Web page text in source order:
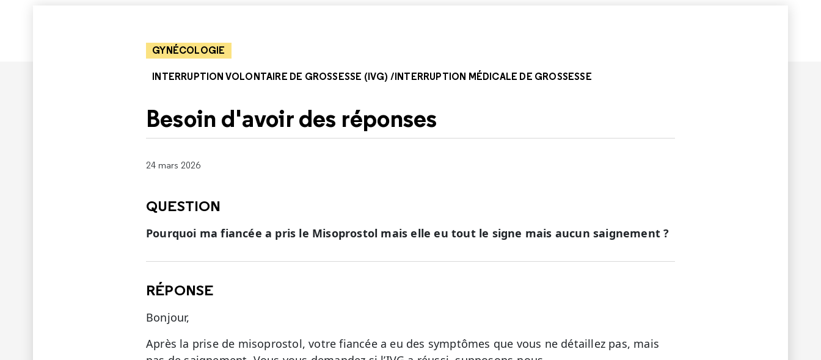
GYNÉCOLOGIE
INTERRUPTION VOLONTAIRE DE GROSSESSE (IVG) /INTERRUPTION MÉDICALE DE GROSSESSE
Besoin d'avoir des réponses
24 mars 2026
QUESTION
Pourquoi ma fiancée a pris le Misoprostol mais elle eu tout le signe mais aucun saignement ?
RÉPONSE
Bonjour,
Après la prise de misoprostol, votre fiancée a eu des symptômes que vous ne détaillez pas, mais